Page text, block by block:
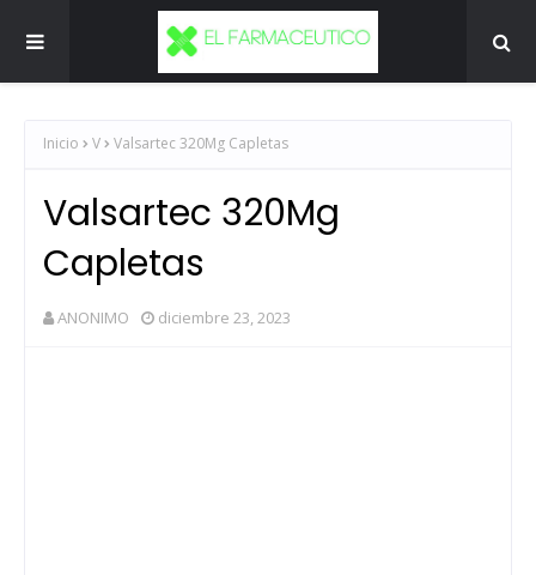
Inicio V Valsartec 320Mg Capletas
Valsartec 320Mg
Capletas
ANONIMO diciembre 23, 2023